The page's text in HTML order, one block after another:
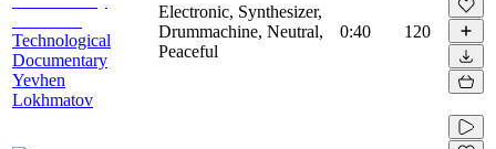
Technological
Documentary
Yevhen
Lokhmatov
Electronic, Synthesizer,
Drummachine, Neutral,
Peaceful
0:40 120